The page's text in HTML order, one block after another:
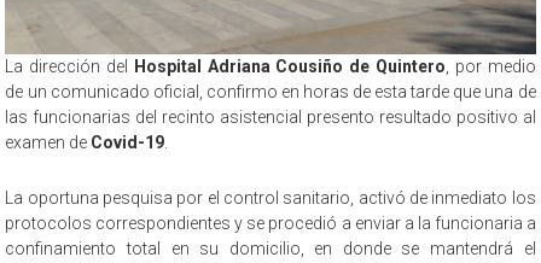
La dirección del Hospital Adriana Cousiño de Quintero, por medio
de un comunicado oficial, confirmo en horas de esta tarde que una de
las funcionarias del recinto asistencial presento resultado positivo al
examen de Covid-19.
La oportuna pesquisa por el control sanitario, activó de inmediato los
protocolos correspondientes y se procedió a enviar a la funcionaria a
confinamiento total en su domicilio, en donde se mantendrá el